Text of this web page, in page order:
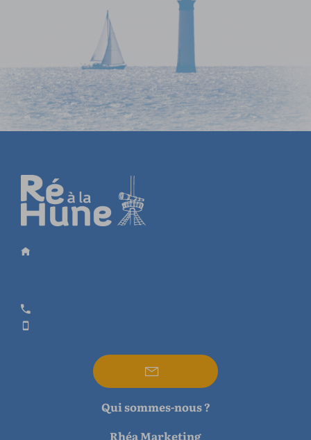
Qui sommes-nous ?
Rhéa Marketing